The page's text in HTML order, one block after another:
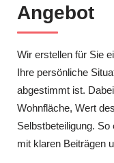
Angebot
Wir erstellen für Sie
Ihre persönliche
abgestimmt ist.
Wohnfläche, Wert
Selbstbeteiligung.
mit klaren Beiträgen